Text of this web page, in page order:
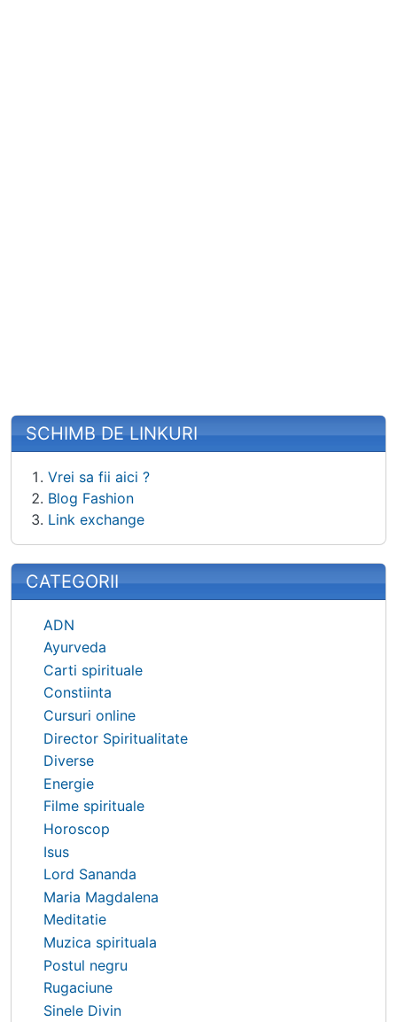
SCHIMB DE LINKURI
Vrei sa fii aici ?
Blog Fashion
Link exchange
CATEGORII
ADN
Ayurveda
Carti spirituale
Constiinta
Cursuri online
Director Spiritualitate
Diverse
Energie
Filme spirituale
Horoscop
Isus
Lord Sananda
Maria Magdalena
Meditatie
Muzica spirituala
Postul negru
Rugaciune
Sinele Divin